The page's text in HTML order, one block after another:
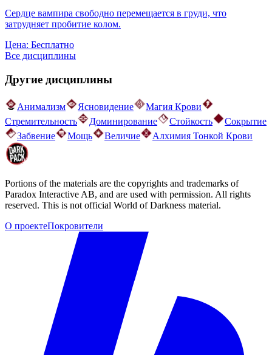
Сердце вампира свободно перемещается в груди, что
затрудняет пробитие колом.
Цена: Бесплатно
Все дисциплины
Другие дисциплины
Анимализм Ясновидение
Магия Крови
Стремительность
Доминирование Стойкость
Сокрытие
Забвение
Мощь Величие Алхимия Тонкой Крови
Portions of the materials are the copyrights and trademarks of
Paradox Interactive AB, and are used with permission. All rights
reserved. This is not official World of Darkness material.
О проектеПокровители